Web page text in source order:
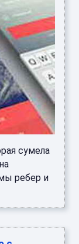
сумела
ребер и